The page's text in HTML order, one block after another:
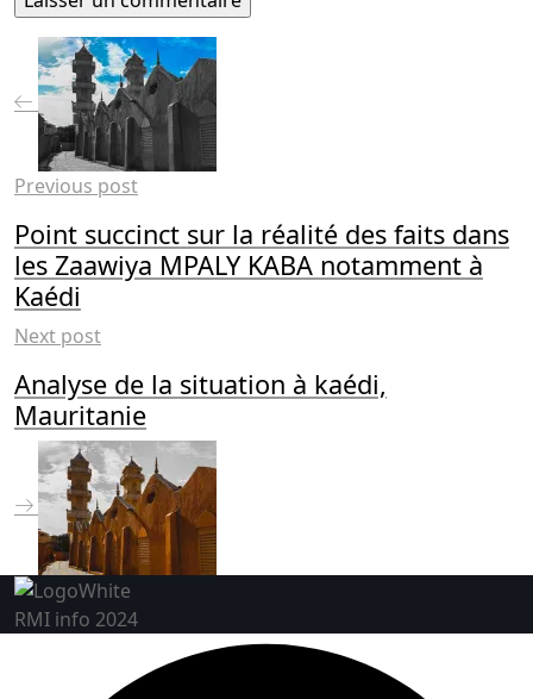
Previous post
Point succinct sur la réalité des faits dans
les Zaawiya MPALY KABA notamment à
Kaédi
Next post
Analyse de la situation à kaédi,
Mauritanie
RMI info 2024